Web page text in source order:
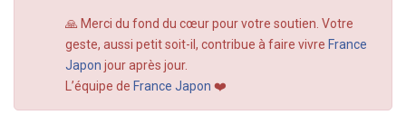
🙏 Merci du fond du cœur pour votre soutien. Votre
geste, aussi petit soit-il, contribue à faire vivre France
Japon jour après jour.
L’équipe de France Japon ❤️